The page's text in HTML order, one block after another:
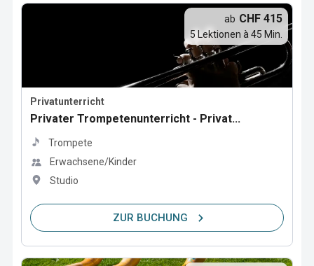
Privatunterricht
Privater Trompetenunterricht - Privat...
Trompete
Erwachsene/Kinder
Studio
ab CHF 415
5 Lektionen à 45 Min.
ZUR BUCHUNG